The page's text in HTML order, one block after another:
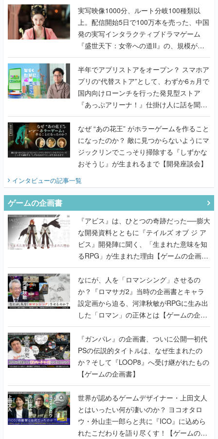
んだレジェンド2人に訊く開発秘話
実写映像1000分、ルート分岐100種類以
上。配信開始5日で100万本を売った、中国
発の実写インタラクティブドラマゲーム
『盛世天下：女帝への道II』の、規模が違
うこだわりをプロデューサーに聞いた
半年でアプリストアをオープン？ スマホア
プリの“代替ストア”として、わずか6ヵ月で
国内向けローンチを行った発見型ストア
『あっぷアリーナ！』仕掛け人に話を聞い
てみた
なぜ “あの花王” がホラーゲームを作ること
になったのか？ 敵に見つからないようにマ
ジックリンでこっそり掃除する『しずかな
おそうじ』が生まれるまで【開発座談会】
インタビューの記事一覧
ゲームの企画書
『アビス』は、ひとつの奇跡だった──膨大
な開発資料とともに『テイルズ オブ ジ ア
ビス』開発陣に聞く、「生まれた意味を知
るRPG」が生まれた理由【ゲームの企画
書】
なにが、人を「ロマンシング」させるの
か？『ロマサガ2』当時の企画書とキャラ
設定画から迫る、河津秋敏がRPGに生み出
した「ロマン」の正体とは【ゲームの企画
書】
『ガンパレ』の企画書、ついに公開━初代
PSの伝説的タイトルは、なぜ生まれたの
か？そして『LOOP8』へ受け継がれたもの
【ゲームの企画書】
世界が認めるゲームデザイナー・上田文人
とはいったい何が凄いのか？ ヨコオタロ
ウ・外山圭一郎らと共に『ICO』に込めら
れたこだわりを語り尽くす！【ゲームの企